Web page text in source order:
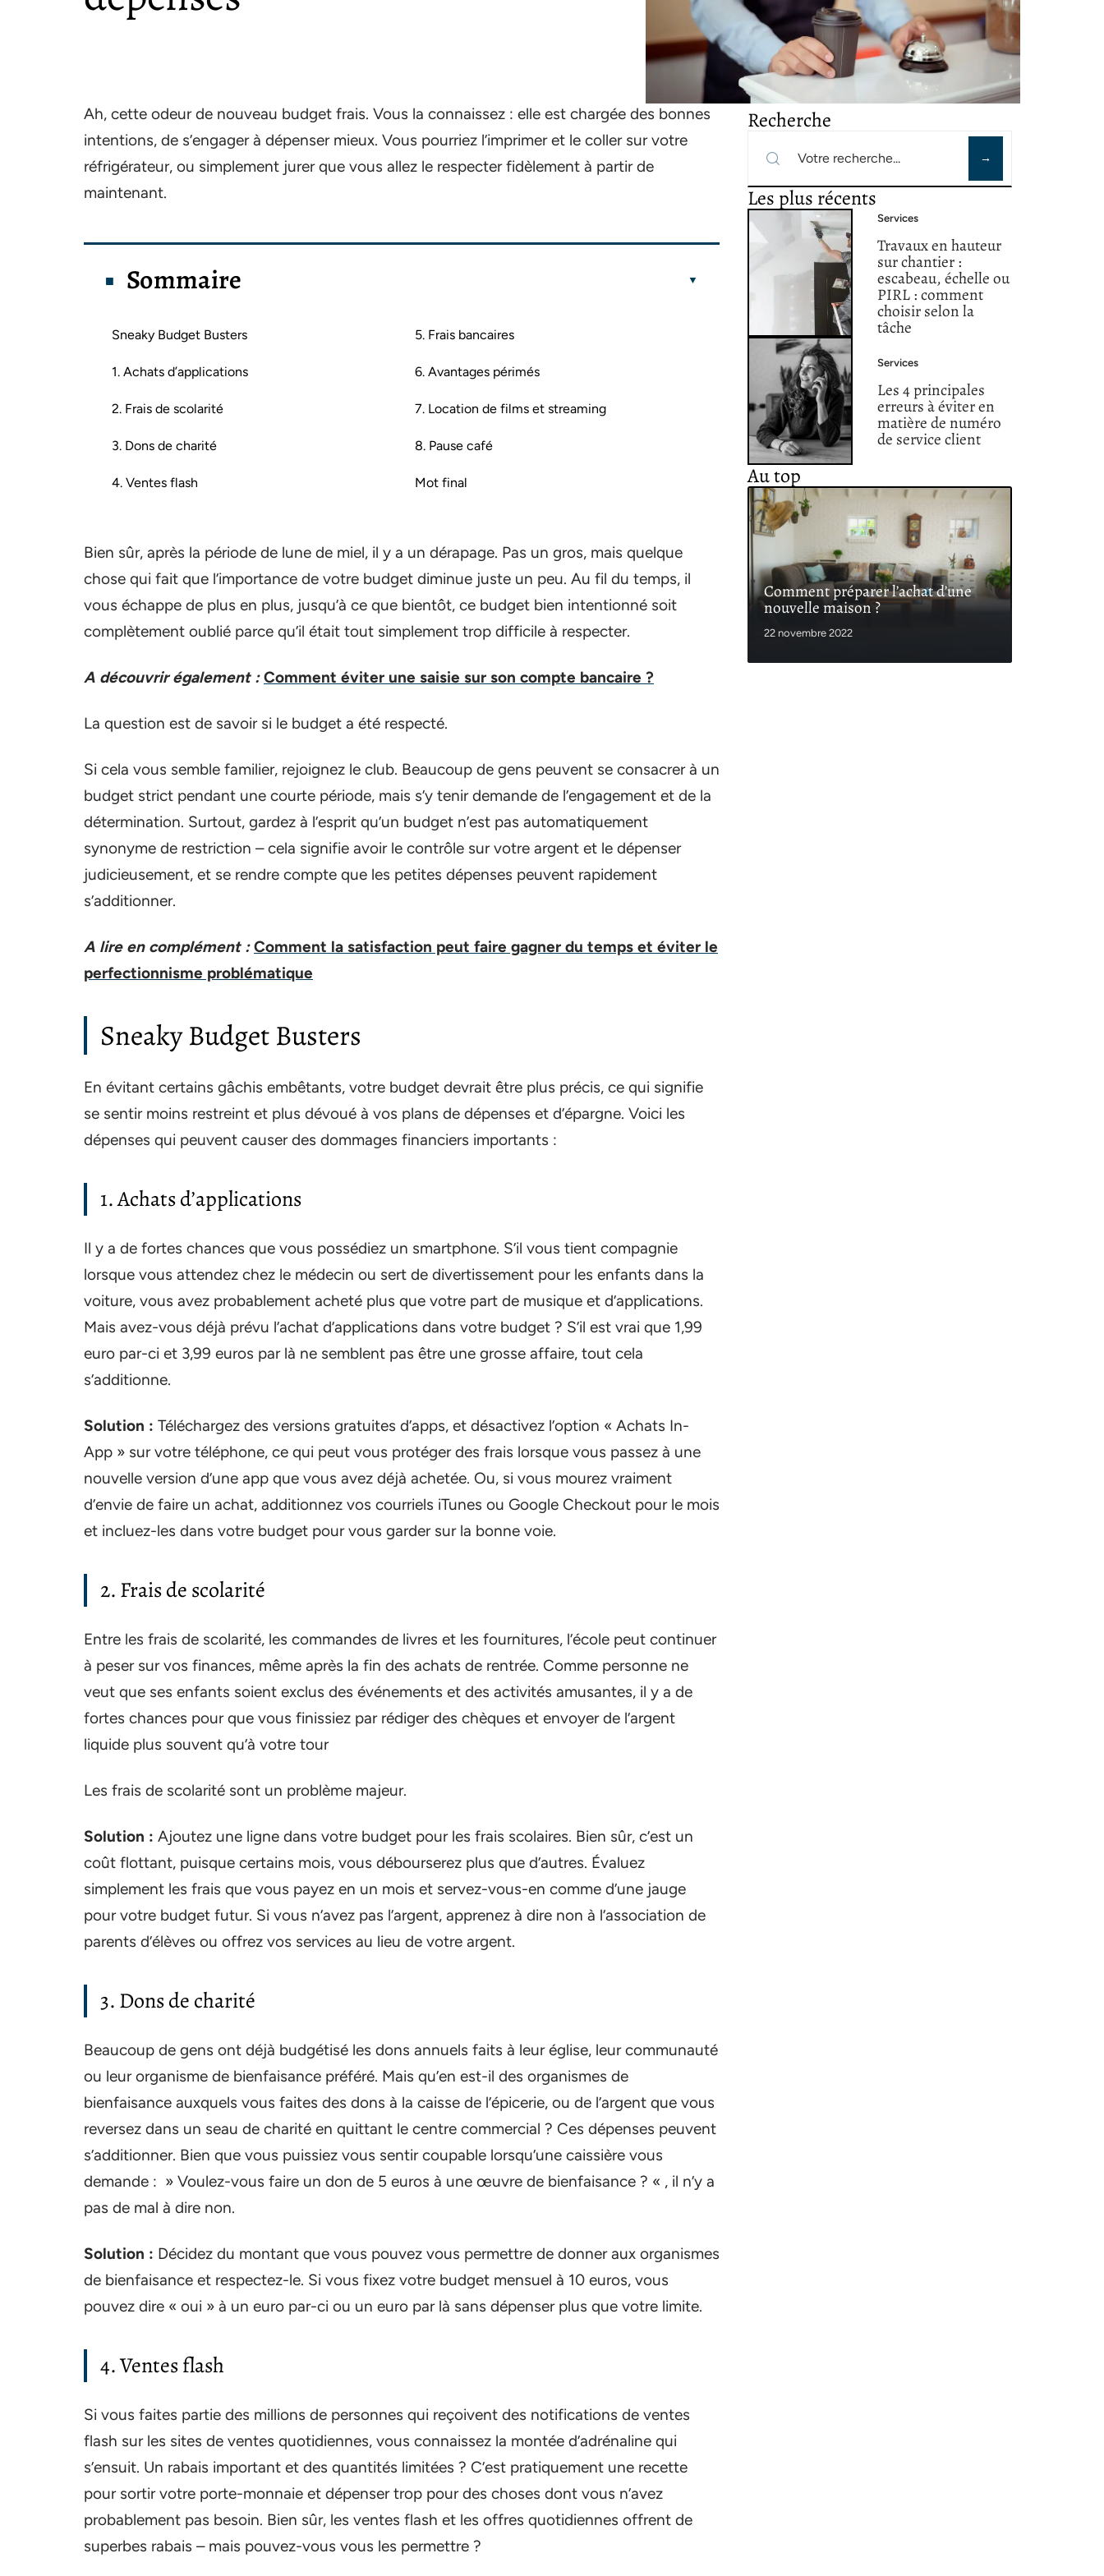
Ah, cette odeur de nouveau budget frais. Vous la connaissez : elle est chargée des bonnes
intentions, de s’engager à dépenser mieux. Vous pourriez l’imprimer et le coller sur votre
réfrigérateur, ou simplement jurer que vous allez le respecter fidèlement à partir de
maintenant.
Sommaire
Sneaky Budget Busters
1. Achats d’applications
2. Frais de scolarité
3. Dons de charité
4. Ventes flash
5. Frais bancaires
6. Avantages périmés
7. Location de films et streaming
8. Pause café
Mot final
Bien sûr, après la période de lune de miel, il y a un dérapage. Pas un gros, mais quelque
chose qui fait que l’importance de votre budget diminue juste un peu. Au fil du temps, il
vous échappe de plus en plus, jusqu’à ce que bientôt, ce budget bien intentionné soit
complètement oublié parce qu’il était tout simplement trop difficile à respecter.
A découvrir également : Comment éviter une saisie sur son compte bancaire ?
La question est de savoir si le budget a été respecté.
Si cela vous semble familier, rejoignez le club. Beaucoup de gens peuvent se consacrer à un
budget strict pendant une courte période, mais s’y tenir demande de l’engagement et de la
détermination. Surtout, gardez à l’esprit qu’un budget n’est pas automatiquement
synonyme de restriction – cela signifie avoir le contrôle sur votre argent et le dépenser
judicieusement, et se rendre compte que les petites dépenses peuvent rapidement
s’additionner.
A lire en complément : Comment la satisfaction peut faire gagner du temps et éviter le
perfectionnisme problématique
Sneaky Budget Busters
En évitant certains gâchis embêtants, votre budget devrait être plus précis, ce qui signifie
se sentir moins restreint et plus dévoué à vos plans de dépenses et d’épargne. Voici les
dépenses qui peuvent causer des dommages financiers importants :
1. Achats d’applications
Il y a de fortes chances que vous possédiez un smartphone. S’il vous tient compagnie
lorsque vous attendez chez le médecin ou sert de divertissement pour les enfants dans la
voiture, vous avez probablement acheté plus que votre part de musique et d’applications.
Mais avez-vous déjà prévu l’achat d’applications dans votre budget ? S’il est vrai que 1,99
euro par-ci et 3,99 euros par là ne semblent pas être une grosse affaire, tout cela
s’additionne.
Solution : Téléchargez des versions gratuites d’apps, et désactivez l’option « Achats In-
App » sur votre téléphone, ce qui peut vous protéger des frais lorsque vous passez à une
nouvelle version d’une app que vous avez déjà achetée. Ou, si vous mourez vraiment
d’envie de faire un achat, additionnez vos courriels iTunes ou Google Checkout pour le mois
et incluez-les dans votre budget pour vous garder sur la bonne voie.
2. Frais de scolarité
Entre les frais de scolarité, les commandes de livres et les fournitures, l’école peut continuer
à peser sur vos finances, même après la fin des achats de rentrée. Comme personne ne
veut que ses enfants soient exclus des événements et des activités amusantes, il y a de
fortes chances pour que vous finissiez par rédiger des chèques et envoyer de l’argent
liquide plus souvent qu’à votre tour
Les frais de scolarité sont un problème majeur.
Solution : Ajoutez une ligne dans votre budget pour les frais scolaires. Bien sûr, c’est un
coût flottant, puisque certains mois, vous débourserez plus que d’autres. Évaluez
simplement les frais que vous payez en un mois et servez-vous-en comme d’une jauge
pour votre budget futur. Si vous n’avez pas l’argent, apprenez à dire non à l’association de
parents d’élèves ou offrez vos services au lieu de votre argent.
3. Dons de charité
Beaucoup de gens ont déjà budgétisé les dons annuels faits à leur église, leur communauté
ou leur organisme de bienfaisance préféré. Mais qu’en est-il des organismes de
bienfaisance auxquels vous faites des dons à la caisse de l’épicerie, ou de l’argent que vous
reversez dans un seau de charité en quittant le centre commercial ? Ces dépenses peuvent
s’additionner. Bien que vous puissiez vous sentir coupable lorsqu’une caissière vous
demande : » Voulez-vous faire un don de 5 euros à une œuvre de bienfaisance ? « , il n’y a
pas de mal à dire non.
Solution : Décidez du montant que vous pouvez vous permettre de donner aux organismes
de bienfaisance et respectez-le. Si vous fixez votre budget mensuel à 10 euros, vous
pouvez dire « oui » à un euro par-ci ou un euro par là sans dépenser plus que votre limite.
4. Ventes flash
Si vous faites partie des millions de personnes qui reçoivent des notifications de ventes
flash sur les sites de ventes quotidiennes, vous connaissez la montée d’adrénaline qui
s’ensuit. Un rabais important et des quantités limitées ? C’est pratiquement une recette
pour sortir votre porte-monnaie et dépenser trop pour des choses dont vous n’avez
probablement pas besoin. Bien sûr, les ventes flash et les offres quotidiennes offrent de
superbes rabais – mais pouvez-vous vous les permettre ?
Recherche
Les plus récents
Services
Travaux en hauteur
sur chantier :
escabeau, échelle ou
PIRL : comment
choisir selon la
tâche
Services
Les 4 principales
erreurs à éviter en
matière de numéro
de service client
Au top
Comment préparer l’achat d’une
nouvelle maison ?
22 novembre 2022